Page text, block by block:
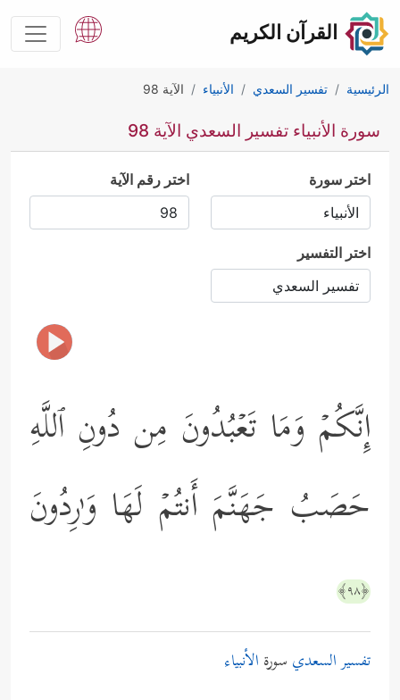
القرآن الكريم
الرئيسية تفسير السعدي الأنبياء الآية 98
سورة الأنبياء تفسير السعدي الآية 98
اختر سورة اختر رقم الآية
اختر التفسير
إِنَّكُمۡ وَمَا تَعۡبُدُونَ مِن دُونِ ٱللَّهِ
حَصَبُ جَهَنَّمَ أَنتُمۡ لَهَا وَ ٰ⁠رِدُونَ
﴿٩٨﴾
تفسير السعدي سورة الأنبياء